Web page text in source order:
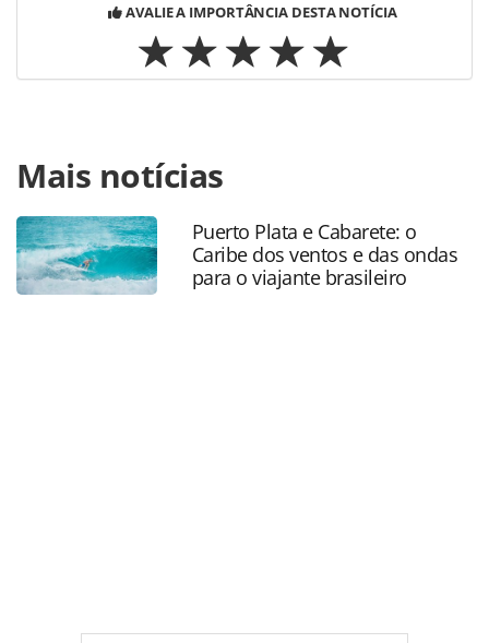
AVALIE A IMPORTÂNCIA DESTA NOTÍCIA
https://www.panrotas.com.br/aviacao/aeroportos/2026/
a-construcao-do-maior-aeroporto-da-africa-projetado-
pela-ethiopian-airlines_224912.html ou as ferramentas
oferecidas na página. Todo o conteúdo produzido pela
PANROTAS Editora é protegido pela legislação brasileira
sobre direito autoral. Não reproduza o conteúdo sem
Mais notícias
Puerto Plata e Cabarete: o
Caribe dos ventos e das ondas
para o viajante brasileiro